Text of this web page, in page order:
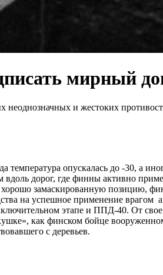
мирный
и жестоких
температура опускалась до -30, а
дорог, где финны активно
замаскированную позицию,
на успешное применение
этапе и ППД-40. От
как финском бойце
с деревьев.